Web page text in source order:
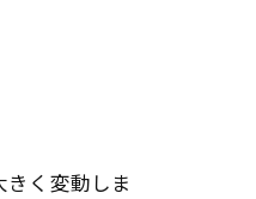
く変動しま